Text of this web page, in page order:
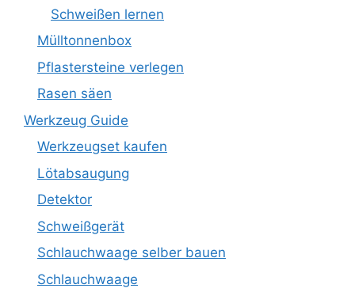
Schweißen lernen
Mülltonnenbox
Pflastersteine verlegen
Rasen säen
Werkzeug Guide
Werkzeugset kaufen
Lötabsaugung
Detektor
Schweißgerät
Schlauchwaage selber bauen
Schlauchwaage